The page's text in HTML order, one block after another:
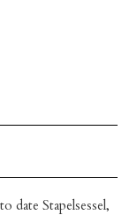
date Stapelsessel,